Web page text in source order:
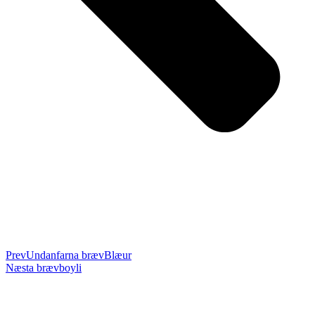
PrevUndanfarna brævBlæur
Næsta brævboyli